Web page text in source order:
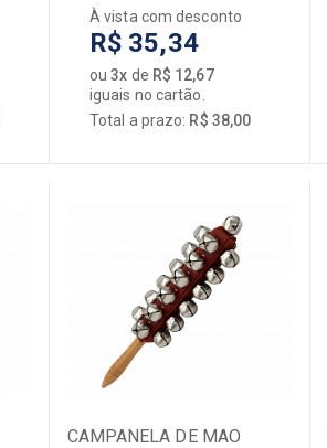
À vista com desconto
R$ 35,34
ou3x de R$ 12,67
iguais no cartão.
Total a prazo: R$ 38,00
CAMPANELA DE MAO